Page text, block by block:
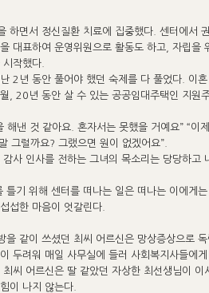
하면서 정신질환 치료에 집중했다. 센터에서
대표하여 운영위원으로 활동도 하고, 자립을
작했다.
2년 동안 풀어야 했던 숙제를 다 풀었다. 이
, 20년 동안 살 수 있는 공공임대주택인 지원
해낸 것 같아요. 혼자서는 못했을 거예요” “이
그럴까요? 그랬으면 원이 없겠어요”.
사 인사를 전하는 그녀의 목소리는 당당하고
틀기 위해 센터를 떠나는 일은 떠나는 이에게
섭한 마음이 엇갈린다.
을 같이 쓰셨던 최씨 어르신은 망상증상으로
두려워 매일 사무실에 들러 사회복지사들에
씨 어르신은 딸 같았던 자상한 최선생님이 이
이 나지 않는다.